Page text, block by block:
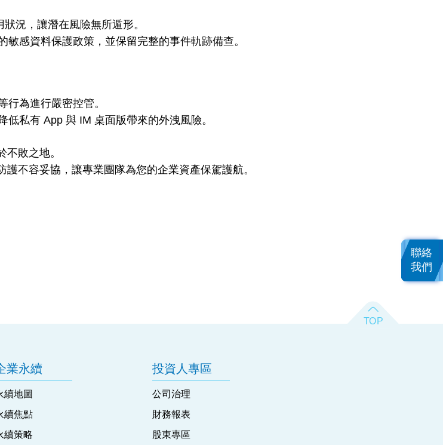
況，讓潛在風險無所遁形。
感資料保護政策，並保留完整的事件軌跡備查。
行為進行嚴密控管。
私有 App 與 IM 桌面版帶來的外洩風險。
不敗之地。
不容妥協，讓專業團隊為您的企業資產保駕護航。
業永續
續地圖
續焦點
續策略
投資人專區
公司治理
財務報表
股東專區
聯絡
我們